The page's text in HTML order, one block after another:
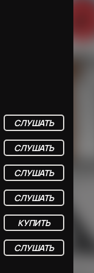
СЛУШАТЬ
СЛУШАТЬ
СЛУШАТЬ
СЛУШАТЬ
КУПИТЬ
СЛУШАТЬ